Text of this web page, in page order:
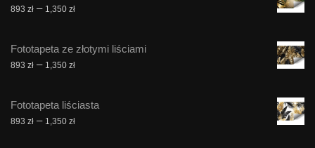
893 zł – 1,350 złZakres
893 zł
do
Fototapeta ze złotymi liściami
893 zł – 1,350 złZakres
893 zł
do
Fototapeta liściasta
893 zł – 1,350 złZakres